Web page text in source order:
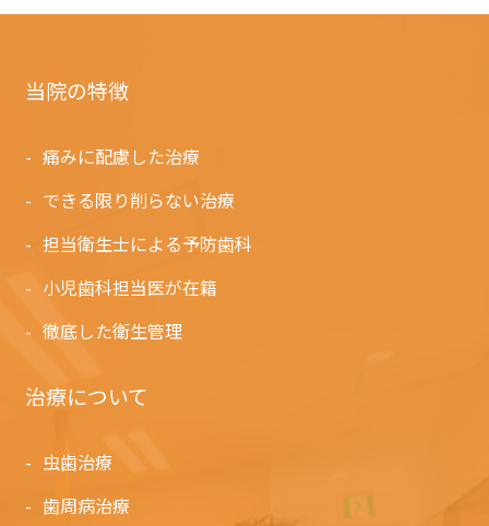
当院の特徴
痛みに配慮した治療
できる限り削らない治療
担当衛生士による予防歯科
小児歯科担当医が在籍
徹底した衛生管理
治療について
虫歯治療
歯周病治療